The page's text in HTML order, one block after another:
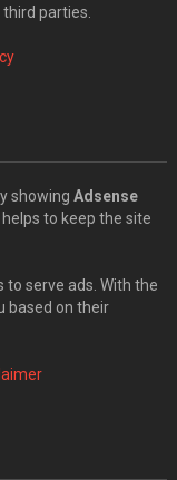
parties.
showing Adsense
to keep the site
to serve ads. With the
based on their